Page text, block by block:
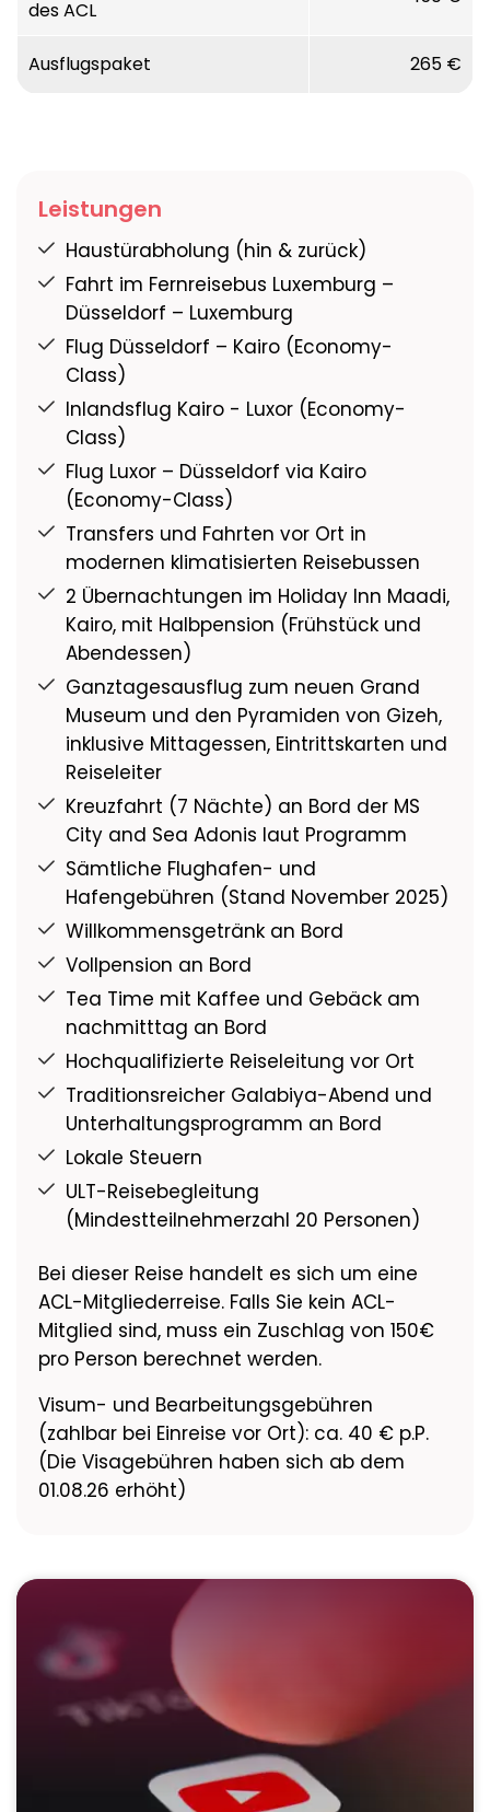
des ACL
Ausflugspaket 265 €
Leistungen
Haustürabholung (hin & zurück)
Fahrt im Fernreisebus Luxemburg –
Düsseldorf – Luxemburg
Flug Düsseldorf – Kairo (Economy-
Class)
Inlandsflug Kairo - Luxor (Economy-
Class)
Flug Luxor – Düsseldorf via Kairo
(Economy-Class)
Transfers und Fahrten vor Ort in
modernen klimatisierten Reisebussen
2 Übernachtungen im Holiday Inn Maadi,
Kairo, mit Halbpension (Frühstück und
Abendessen)
Ganztagesausflug zum neuen Grand
Museum und den Pyramiden von Gizeh,
inklusive Mittagessen, Eintrittskarten und
Reiseleiter
Kreuzfahrt (7 Nächte) an Bord der MS
City and Sea Adonis laut Programm
Sämtliche Flughafen- und
Hafengebühren (Stand November 2025)
Willkommensgetränk an Bord
Vollpension an Bord
Tea Time mit Kaffee und Gebäck am
nachmitttag an Bord
Hochqualifizierte Reiseleitung vor Ort
Traditionsreicher Galabiya-Abend und
Unterhaltungsprogramm an Bord
Lokale Steuern
ULT-Reisebegleitung
(Mindestteilnehmerzahl 20 Personen)
Bei dieser Reise handelt es sich um eine
ACL-Mitgliederreise. Falls Sie kein ACL-
Mitglied sind, muss ein Zuschlag von 150€
pro Person berechnet werden.
Visum- und Bearbeitungsgebühren
(zahlbar bei Einreise vor Ort): ca. 40 € p.P.
(Die Visagebühren haben sich ab dem
01.08.26 erhöht)